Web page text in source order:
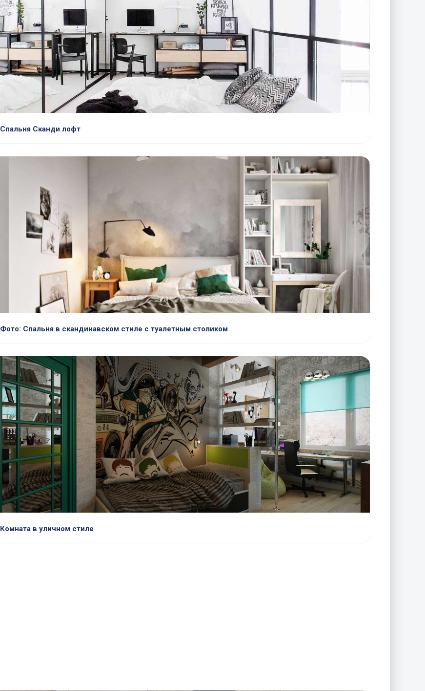
Спальня Сканди лофт
Фото: Спальня в скандинавском стиле с туалетным столиком
Комната в уличном стиле